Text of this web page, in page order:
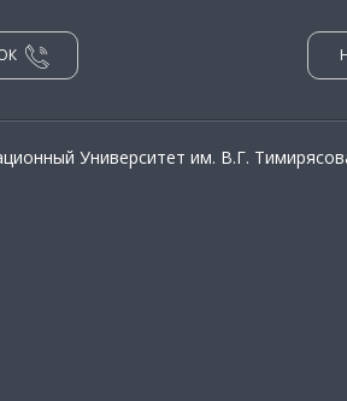
Университет им. В.Г.